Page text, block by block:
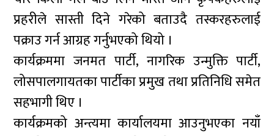
प्रहरीले सास्ती दिने गरेको बताउदै तस्करहरुलाई
पक्राउ गर्न आग्रह गर्नुभएको थियो ।
कार्यक्रममा जनमत पार्टी, नागरिक उन्मुक्ति पार्टी,
लोसपालगायतका पार्टीका प्रमुख तथा प्रतिनिधि समेत
सहभागी थिए ।
कार्यक्रमको अन्त्यमा कार्यालयमा आउनुभएका नयाँ